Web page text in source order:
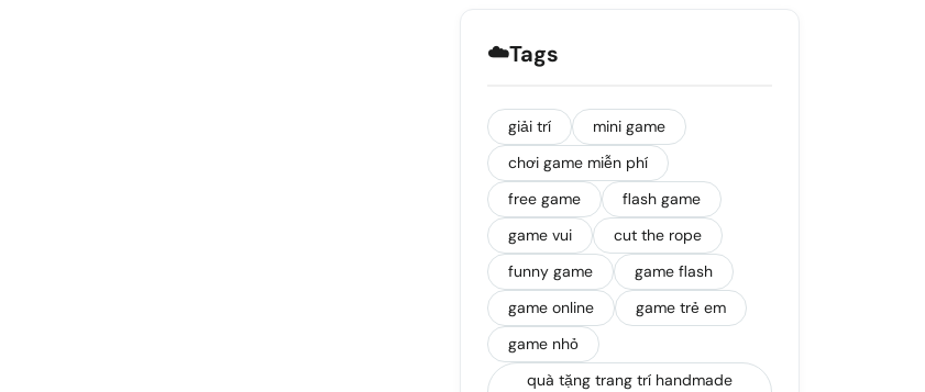
☁️Tags
giải trí
mini game
chơi game miễn phí
free game
flash game
game vui
cut the rope
funny game
game flash
game online
game trẻ em
game nhỏ
quà tặng trang trí handmade